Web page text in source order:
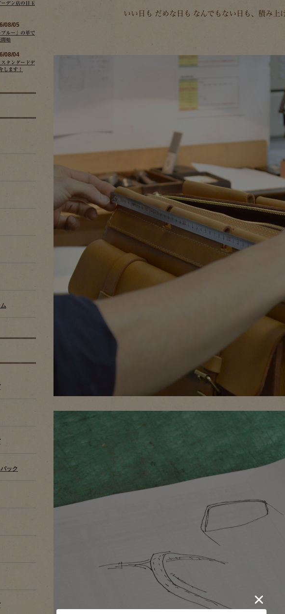
デン店の目玉
08/05
ブルー」の革で
開始
08/04
タンダードデ
します！
ック
いい日も だめな日も なんでもない日も、積み上